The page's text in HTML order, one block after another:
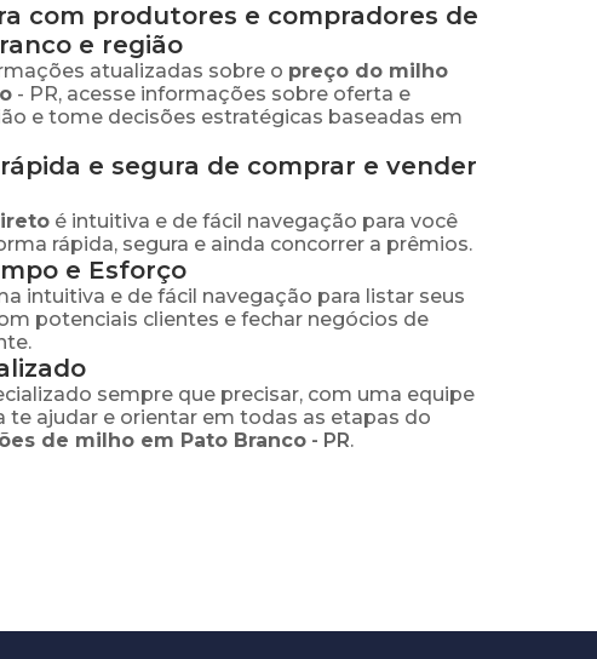
com produtores e compradores de
e região
atualizadas sobre o preço do milho
- PR, acesse informações sobre oferta e
e tome decisões estratégicas baseadas em
e segura de comprar e vender
é intuitiva e de fácil navegação para você
rápida, segura e ainda concorrer a prêmios.
e Esforço
intuitiva e de fácil navegação para listar seus
potenciais clientes e fechar negócios de
sempre que precisar, com uma equipe
te ajudar e orientar em todas as etapas do
de milho em Pato Branco - PR.